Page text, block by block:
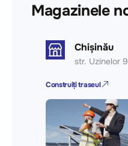
Magazinele
Chișinău
str. Uzinelor
Construiți traseul